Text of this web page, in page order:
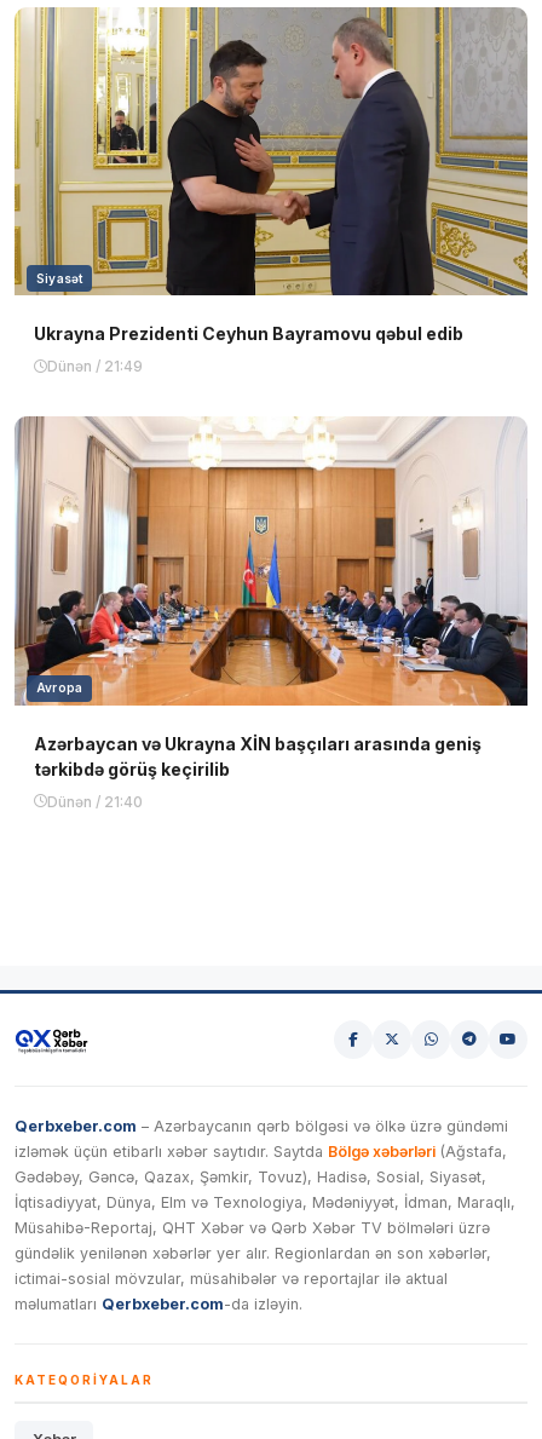
Siyasət
Ukrayna Prezidenti Ceyhun Bayramovu qəbul edib
Dünən / 21:49
Avropa
Azərbaycan və Ukrayna XİN başçıları arasında geniş
tərkibdə görüş keçirilib
Dünən / 21:40
Qerbxeber.com – Azərbaycanın qərb bölgəsi və ölkə üzrə gündəmi
izləmək üçün etibarlı xəbər saytıdır. Saytda Bölgə xəbərləri (Ağstafa,
Gədəbəy, Gəncə, Qazax, Şəmkir, Tovuz), Hadisə, Sosial, Siyasət,
İqtisadiyyat, Dünya, Elm və Texnologiya, Mədəniyyət, İdman, Maraqlı,
Müsahibə-Reportaj, QHT Xəbər və Qərb Xəbər TV bölmələri üzrə
gündəlik yenilənən xəbərlər yer alır. Regionlardan ən son xəbərlər,
ictimai-sosial mövzular, müsahibələr və reportajlar ilə aktual
məlumatları Qerbxeber.com-da izləyin.
KATEQORIYALAR